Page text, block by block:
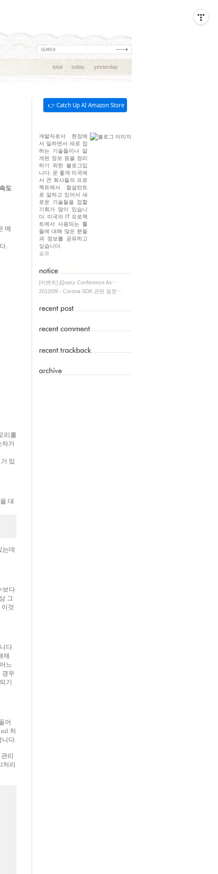
total today yesterday
👉 Catch Up AI Amazon Store
개발자로서 현장에
서 일하면서 새로 접
하는 기술들이나 알
게된 정보 등을 정리
하기 위한 블로그입
니다. 운 좋게 미국에
서 큰 회사들의 프로
젝트에서 컬설턴트
로 일하고 있어서 새
로운 기술들을 접할
기회가 많이 있습니
다. 미국의 IT 프로젝
트에서 사용되는 툴
들에 대해 많은 분들
과 정보를 공유하고
싶습니다.
솔웅
[이벤트] jQuery Conference As⋯
2012/09 - Corona SDK 관련 질문⋯
도
메
.
리를
자가
있
대
는데
보다
그
것
다.
제
느
경우
기
어
처
니다.
리
처리